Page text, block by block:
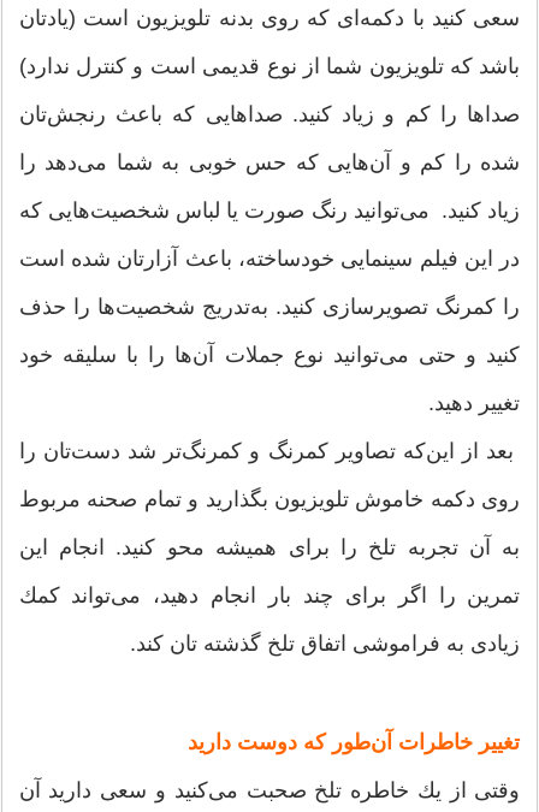
سعی كنید با دكمه‌ای كه روی بدنه تلویزیون است (یادتان
باشد كه تلویزیون شما از نوع قدیمی است و كنترل ندارد)
صداها را كم و زیاد كنید. صداهایی كه باعث رنجش‌تان
شده را كم و آن‌هایی كه حس خوبی به شما می‌دهد را
زیاد كنید. می‌توانید رنگ صورت یا لباس شخصیت‌هایی كه
در این فیلم سینمایی خودساخته، باعث آزارتان شده است
را كمرنگ تصویرسازی كنید. به‌تدریج شخصیت‌ها را حذف
كنید و حتی می‌توانید نوع جملات آن‌ها را با سلیقه خود
تغییر دهید.
بعد از این‌كه تصاویر كمرنگ و كمرنگ‌تر شد دست‌تان را
روی دكمه خاموش تلویزیون بگذارید و تمام صحنه مربوط
به آن تجربه تلخ را برای همیشه محو كنید. انجام این
تمرین را اگر برای چند بار انجام دهید، می‌تواند كمك
زیادی به فراموشی اتفاق تلخ گذشته تان كند.
تغییر خاطرات آن‌طور كه دوست دارید
وقتی از یك خاطره تلخ صحبت می‌كنید و سعی دارید آن